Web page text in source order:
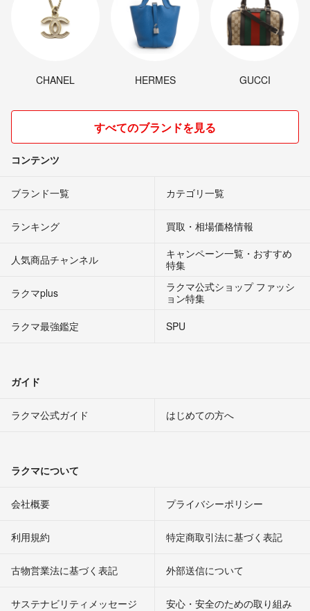
CHANEL HERMES GUCCI
すべてのブランドを見る
コンテンツ
ブランド一覧 カテゴリ一覧
ランキング 買取・相場価格情報
人気商品チャンネル
キャンペーン一覧・おすすめ
特集
ラクマplus
ラクマ公式ショップ ファッシ
ョン特集
ラクマ最強鑑定
SPU
ガイド
ラクマ公式ガイド はじめての方へ
ラクマについて
会社概要 プライバシーポリシー
利用規約 特定商取引法に基づく表記
古物営業法に基づく表記 外部送信について
サステナビリティメッセージ 安心・安全のための取り組み